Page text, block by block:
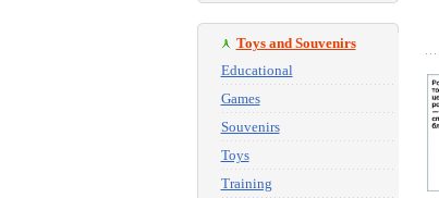
Toys and Souvenirs
Educational
Games
Souvenirs
Toys
Training